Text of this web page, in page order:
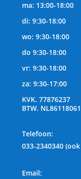
ma: 13:00-18:00
di: 9:30-18:00
wo: 9:30-18:00
do 9:30-18:00
vr: 9:30-18:00
za: 9:30-17:00
KVK. 77876237
BTW.
Telefoon:
033-2340340
Email: